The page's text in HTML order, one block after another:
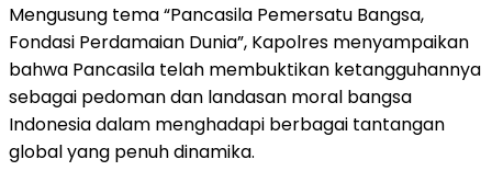
Mengusung tema “Pancasila Pemersatu Bangsa,
Fondasi Perdamaian Dunia”, Kapolres menyampaikan
bahwa Pancasila telah membuktikan ketangguhannya
sebagai pedoman dan landasan moral bangsa
Indonesia dalam menghadapi berbagai tantangan
global yang penuh dinamika.